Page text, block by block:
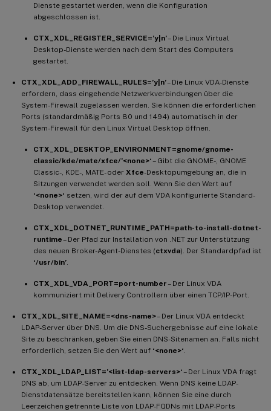
Dienste gestartet werden, wenn die Konfiguration
abgeschlossen ist.
CTX_XDL_REGISTER_SERVICE=’y|n’– Die Linux Virtual
Desktop-Dienste werden nach dem Start des Computers
gestartet.
CTX_XDL_ADD_FIREWALL_RULES=’y|n’– Die Linux VDA-Dienste
erfordern, dass eingehende Netzwerkverbindungen über die
System-Firewall zugelassen werden. Sie können die erforderlichen
Ports (standardmäßig Ports 80 und 1494) automatisch in der
System-Firewall für den Linux Virtual Desktop öffnen.
CTX_XDL_DESKTOP_ENVIRONMENT=gnome/gnome-
classic/kde/mate/xfce/’<none>‘– Gibt die GNOME-, GNOME
Classic-, KDE-, MATE- oder Xfce-Desktopumgebung an, die in
Sitzungen verwendet werden soll. Wenn Sie den Wert auf
‘<none>‘ setzen, wird der auf dem VDA konfigurierte Standard-
Desktop verwendet.
CTX_XDL_DOTNET_RUNTIME_PATH=path-to-install-dotnet-
runtime– Der Pfad zur Installation von .NET zur Unterstützung
des neuen Broker-Agent-Dienstes (ctxvda). Der Standardpfad ist
‘/usr/bin’
CTX_XDL_VDA_PORT=port-number– Der Linux VDA
kommuniziert mit Delivery Controllern über einen TCP/IP-Port.
CTX_XDL_SITE_NAME=<dns-name>– Der Linux VDA entdeckt
LDAP-Server über DNS. Um die DNS-Suchergebnisse auf eine lokale
Site zu beschränken, geben Sie einen DNS-Sitenamen an. Falls nicht
erforderlich, setzen Sie den Wert auf ‘<none>‘
CTX_XDL_LDAP_LIST=’<list-ldap-servers>‘– Der Linux VDA fragt
DNS ab, um LDAP-Server zu entdecken. Wenn DNS keine LDAP-
Dienstdatensätze bereitstellen kann, können Sie eine durch
Leerzeichen getrennte Liste von LDAP-FQDNs mit LDAP-Ports